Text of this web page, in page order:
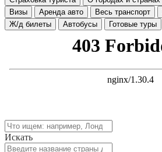
Визы
Аренда авто Весь транспорт
Ж/д билеты
Автобусы Готовые туры
Искать